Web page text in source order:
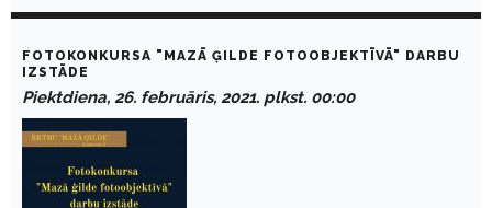
FOTOKONKURSA "MAZĀ ĢILDE FOTOOBJEKTĪVĀ" DARBU
IZSTĀDE
Piektdiena, 26. februāris, 2021. plkst. 00:00